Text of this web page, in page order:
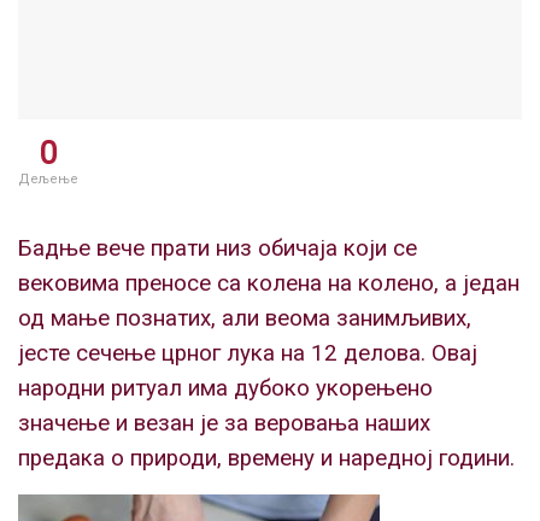
0
Дељење
Бадње вече прати низ обичаја који се
вековима преносе са колена на колено, а један
од мање познатих, али веома занимљивих,
јесте сечење црног лука на 12 делова. Овај
народни ритуал има дубоко укорењено
значење и везан је за веровања наших
предака о природи, времену и наредној години.